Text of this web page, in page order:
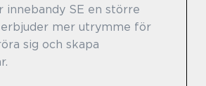
innebandy SE en större
mer utrymme för
sig och skapa